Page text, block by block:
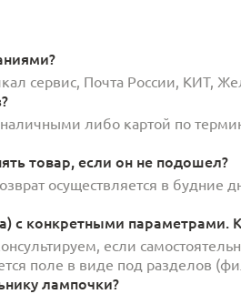
сервис, Почта России, КИТ,
либо картой по
товар, если он не подошел?
осуществляется в будние
с конкретными параметрами.
если
поле в виде под разделов
лампочки?